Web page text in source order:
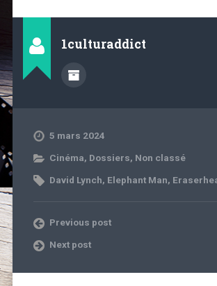
1culturaddict
5 mars 2024
Cinéma, Dossiers, Non classé
David Lynch, Elephant Man,
Previous post
Next post